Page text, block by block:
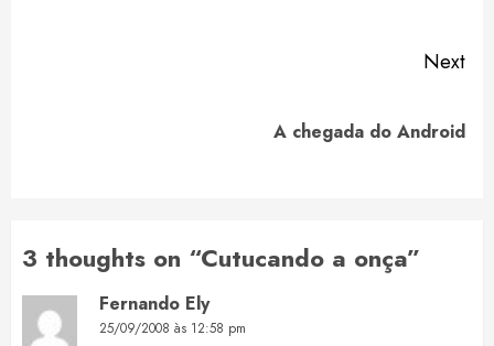
Next
A chegada do Android
3 thoughts on “Cutucando a onça”
Fernando Ely
25/09/2008 às 12:58 pm